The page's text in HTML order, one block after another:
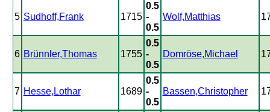
5 Sudhoff,Frank 1715
0.5
-
0.5
Wolf,Matthias
6 Brünnler,Thomas 1755
0.5
-
0.5
Domröse,Michael
7 Hesse,Lothar 1689
0.5
-
0.5
Bassen,Christopher